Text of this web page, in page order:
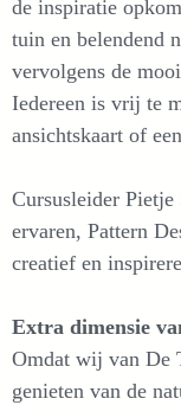
de inspiratie
tuin en belendend
vervolgens de
Iedereen is vrij te
ansichtskaart of
Cursusleider
ervaren, Pattern
creatief en
Extra dimensie
Omdat wij van De
genieten van de